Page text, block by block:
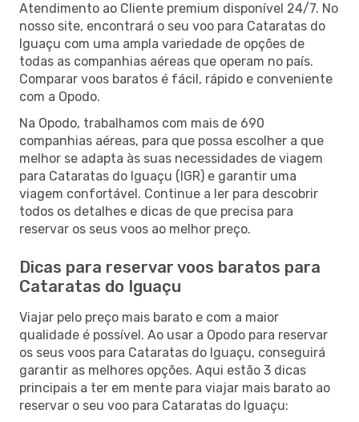
Atendimento ao Cliente premium disponível 24/7. No
nosso site, encontrará o seu voo para Cataratas do
Iguaçu com uma ampla variedade de opções de
todas as companhias aéreas que operam no país.
Comparar voos baratos é fácil, rápido e conveniente
com a Opodo.
Na Opodo, trabalhamos com mais de 690
companhias aéreas, para que possa escolher a que
melhor se adapta às suas necessidades de viagem
para Cataratas do Iguaçu (IGR) e garantir uma
viagem confortável. Continue a ler para descobrir
todos os detalhes e dicas de que precisa para
reservar os seus voos ao melhor preço.
Dicas para reservar voos baratos para
Cataratas do Iguaçu
Viajar pelo preço mais barato e com a maior
qualidade é possível. Ao usar a Opodo para reservar
os seus voos para Cataratas do Iguaçu, conseguirá
garantir as melhores opções. Aqui estão 3 dicas
principais a ter em mente para viajar mais barato ao
reservar o seu voo para Cataratas do Iguaçu: